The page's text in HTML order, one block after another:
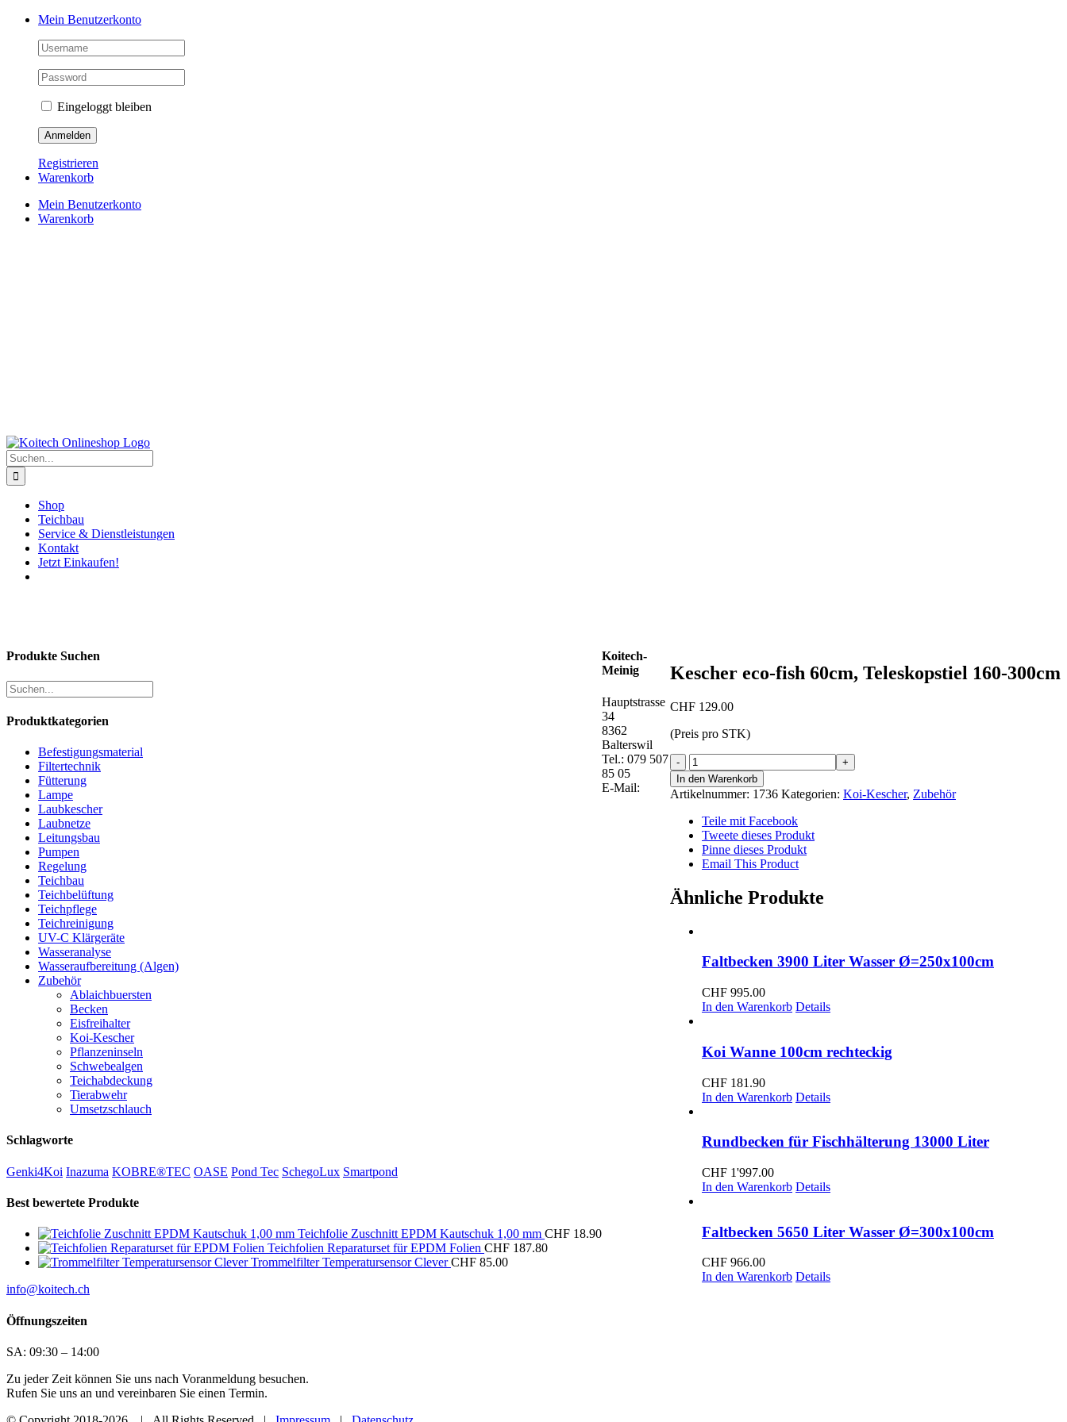
Skip
Mein Benutzerkonto
Eingeloggt bleiben
Registrieren
Warenkorb
Mein Benutzerkonto
Warenkorb
Suche
nach:
Shop
Teichbau
Service & Dienstleistungen
Kontakt
Jetzt Einkaufen!
Kescher eco-fish 60cm, Teleskopstiel 160-300cm
CHF 129.00
(Preis pro STK)
Kescher
eco-
fish
60cm,
Teleskopstiel
160-
300cm
Menge
In den Warenkorb
Artikelnummer: 1736 Kategorien: Koi-Kescher, Zubehör
Teile mit Facebook
Tweete dieses Produkt
Pinne dieses Produkt
Email This Product
Ähnliche Produkte
Faltbecken 3900 Liter Wasser Ø=250x100cm
CHF 995.00
In den Warenkorb Details
Koi Wanne 100cm rechteckig
CHF 181.90
In den Warenkorb Details
Rundbecken für Fischhälterung 13000 Liter
CHF 1'997.00
In den Warenkorb Details
Faltbecken 5650 Liter Wasser Ø=300x100cm
CHF 966.00
In den Warenkorb Details
Produkte Suchen
Produktkategorien
Befestigungsmaterial
Filtertechnik
Fütterung
Lampe
Laubkescher
Laubnetze
Leitungsbau
Pumpen
Regelung
Teichbau
Teichbelüftung
Teichpflege
Teichreinigung
UV-C Klärgeräte
Wasseranalyse
Wasseraufbereitung (Algen)
Zubehör
Ablaichbuersten
Becken
Eisfreihalter
Koi-Kescher
Pflanzeninseln
Schwebealgen
Teichabdeckung
Tierabwehr
Umsetzschlauch
Schlagworte
Genki4Koi Inazuma KOBRE®TEC OASE Pond Tec SchegoLux Smartpond
Best bewertete Produkte
Teichfolie Zuschnitt EPDM Kautschuk 1,00 mm CHF 18.90
Teichfolien Reparaturset für EPDM Folien CHF 187.80
Trommelfilter Temperatursensor Clever CHF 85.00
Koitech-
Meinig
Hauptstrasse
34
8362
Balterswil
Tel.: 079 507
85 05
E-Mail:
info@koitech.ch
Öffnungszeiten
SA: 09:30 – 14:00
Zu jeder Zeit können Sie uns nach Voranmeldung besuchen.
Rufen Sie uns an und vereinbaren Sie einen Termin.